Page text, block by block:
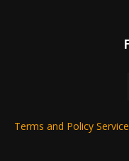
Terms and Policy